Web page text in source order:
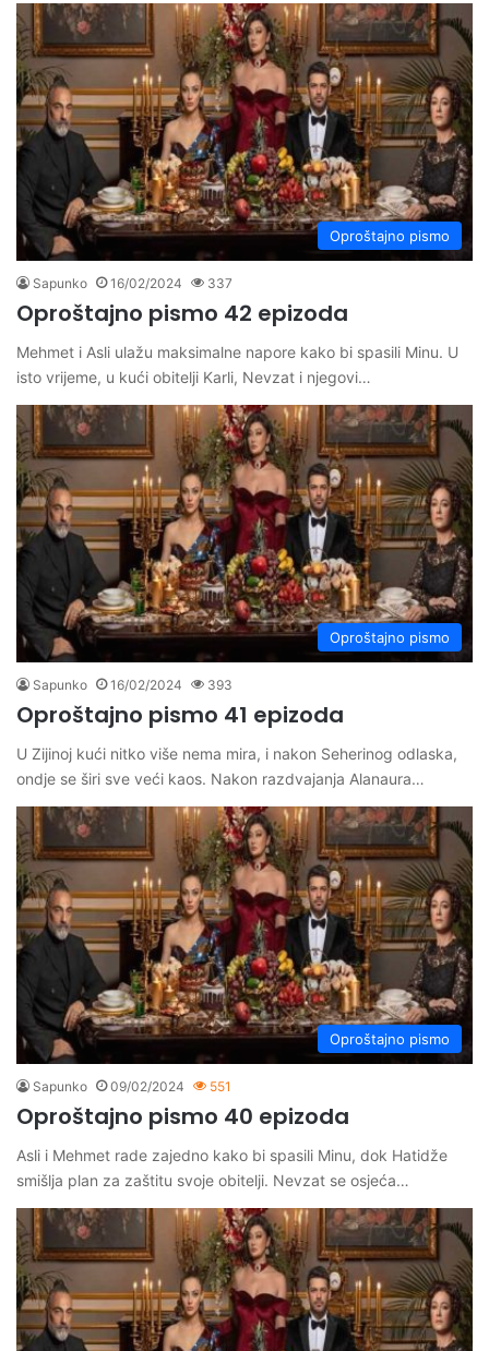
Oproštajno pismo
Sapunko 16/02/2024 337
Oproštajno pismo 42 epizoda
Mehmet i Asli ulažu maksimalne napore kako bi spasili Minu. U
isto vrijeme, u kući obitelji Karli, Nevzat i njegovi…
Oproštajno pismo
Sapunko 16/02/2024 393
Oproštajno pismo 41 epizoda
U Zijinoj kući nitko više nema mira, i nakon Seherinog odlaska,
ondje se širi sve veći kaos. Nakon razdvajanja Alanaura…
Oproštajno pismo
Sapunko 09/02/2024 551
Oproštajno pismo 40 epizoda
Asli i Mehmet rade zajedno kako bi spasili Minu, dok Hatidže
smišlja plan za zaštitu svoje obitelji. Nevzat se osjeća…